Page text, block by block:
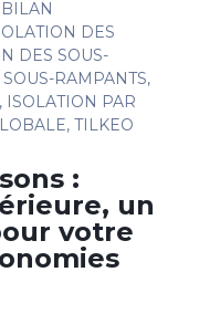
BILAN
DES
DES SOUS-
RAMPANTS,
, ISOLATION PAR
, TILKEO
:
un
votre